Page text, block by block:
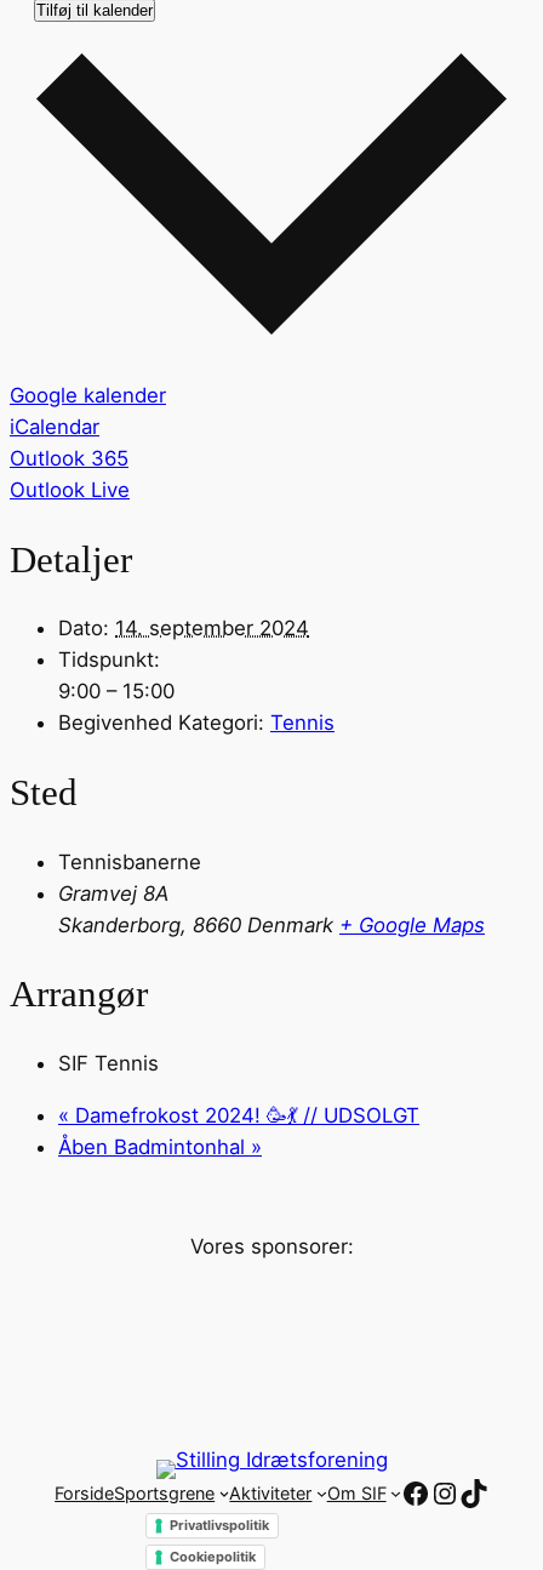
Tilføj til kalender
Google kalender
iCalendar
Outlook 365
Outlook Live
Detaljer
Dato: 14. september 2024
Tidspunkt:
9:00 – 15:00
Begivenhed Kategori: Tennis
Sted
Tennisbanerne
Gramvej 8A
Skanderborg, 8660 Denmark + Google Maps
Arrangør
SIF Tennis
« Damefrokost 2024! 🥳💃 // UDSOLGT
Åben Badmintonhal »
Vores sponsorer:
ForsideSportsgrene Aktiviteter Om SIF Facebook
Privatlivspolitik
Cookiepolitik